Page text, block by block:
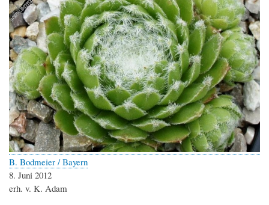
B. Bodmeier / Bayern
8. Juni 2012
erh. v. K. Adam